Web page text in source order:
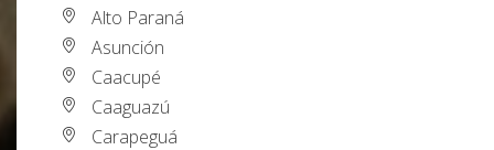
Alto Paraná
Asunción
Caacupé
Caaguazú
Carapeguá